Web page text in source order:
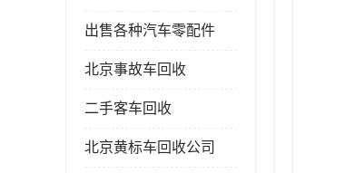
出售各种汽车零配件
北京事故车回收
二手客车回收
北京黄标车回收公司